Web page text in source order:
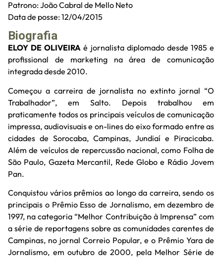
Patrono: João Cabral de Mello Neto
Data de posse: 12/04/2015
Biografia
ELOY DE OLIVEIRA é jornalista diplomado desde 1985 e
profissional de marketing na área de comunicação
integrada desde 2010.
Começou a carreira de jornalista no extinto jornal “O
Trabalhador”, em Salto. Depois trabalhou em
praticamente todos os principais veículos de comunicação
impressa, audiovisuais e on-lines do eixo formado entre as
cidades de Sorocaba, Campinas, Jundiaí e Piracicaba.
Além de veículos de repercussão nacional, como Folha de
São Paulo, Gazeta Mercantil, Rede Globo e Rádio Jovem
Pan.
Conquistou vários prêmios ao longo da carreira, sendo os
principais o Prêmio Esso de Jornalismo, em dezembro de
1997, na categoria “Melhor Contribuição à Imprensa” com
a série de reportagens sobre as comunidades carentes de
Campinas, no jornal Correio Popular, e o Prêmio Yara de
Jornalismo, em outubro de 2000, pela Melhor Série de